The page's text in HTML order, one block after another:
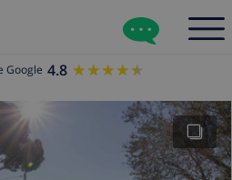
Google 4.8 ★★★★★
★★★★★